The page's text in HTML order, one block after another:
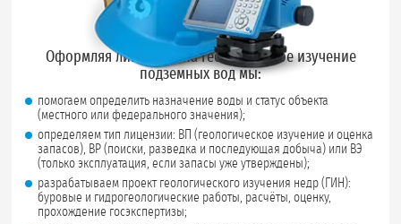
Оформляя лицензию на геологическое изучение
подземных вод мы:
помогаем определить назначение воды и статус объекта
(местного или федерального значения);
определяем тип лицензии: ВП (геологическое изучение и оценка
запасов), ВР (поиски, разведка и последующая добыча) или ВЭ
(только эксплуатация, если запасы уже утверждены);
разрабатываем проект геологического изучения недр (ГИН):
буровые и гидрогеологические работы, расчёты, оценку,
прохождение госэкспертизы;